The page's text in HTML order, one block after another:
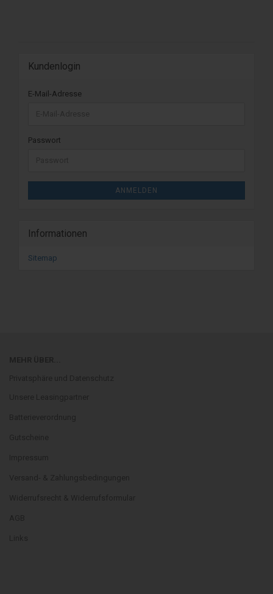
Kundenlogin
E-Mail-Adresse
Passwort
ANMELDEN
Informationen
Sitemap